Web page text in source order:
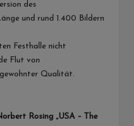
des
und rund 1.400 Bildern
Festhalle nicht
Flut von
Qualität.
Rosing „USA – The